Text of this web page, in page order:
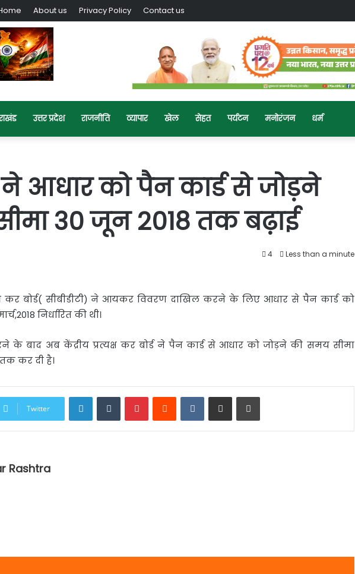
About us Privacy Policy Contact us
उत्तर प्रदेश राजनीति व्यापार खेल सेहत पर्यटन मनोरंजन धर्म
ने आधार को पैन कार्ड से जोड़ने
30 जून 2018 तक बढ़ाई
4 Less than a minute
कर बोर्ड( सीबीडीटी) ने आयकर विवरणदाखिल करने के लिए आधार से पैन कार्ड को
निर्धारित की थी।
के बाद अब केंद्रीय प्रत्यक्ष कर बोर्ड ने पैन कार्ड से आधार को जोड़ने की समय सीमा
कर दी है।
Twitter
LinkedInTumblrPinterestReddit VKontakte
Share via Email Print
Rashtra